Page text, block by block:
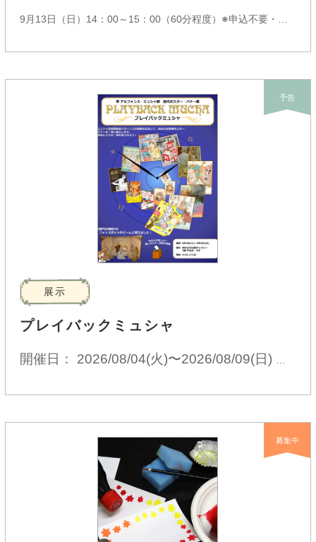
予告
展示
プレイバックミュシャ
募集中